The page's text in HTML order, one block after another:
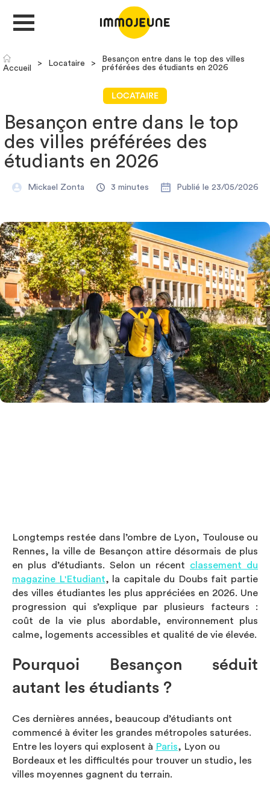
DÉPOSER UNE ANNONCE
Villes
Investir
Blog
Accueil
> Locataire >
Besançon entre dans le top des villes
préférées des étudiants en 2026
LOCATAIRE
Besançon entre dans le top
des villes préférées des
étudiants en 2026
Mickael Zonta 3 minutes Publié le 23/05/2026
Longtemps restée dans l’ombre de Lyon, Toulouse ou
Rennes, la ville de Besançon attire désormais de plus
en plus d’étudiants. Selon un récent classement du
magazine L'Etudiant, la capitale du Doubs fait partie
des villes étudiantes les plus appréciées en 2026. Une
progression qui s’explique par plusieurs facteurs :
coût de la vie plus abordable, environnement plus
calme, logements accessibles et qualité de vie élevée.
Pourquoi Besançon séduit
autant les étudiants ?
Ces dernières années, beaucoup d’étudiants ont
commencé à éviter les grandes métropoles saturées.
Entre les loyers qui explosent à Paris, Lyon ou
Bordeaux et les difficultés pour trouver un studio, les
villes moyennes gagnent du terrain.